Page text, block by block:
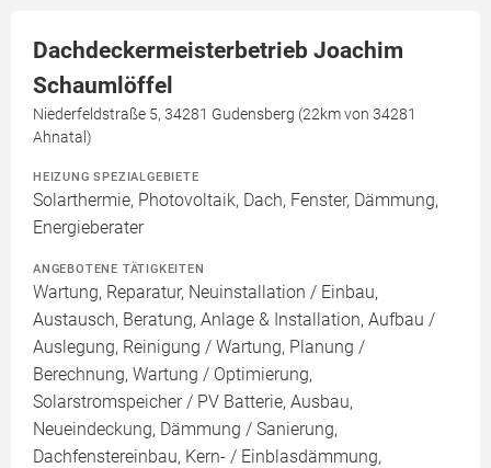
Dachdeckermeisterbetrieb Joachim
Schaumlöffel
Niederfeldstraße 5, 34281 Gudensberg (22km von 34281
Ahnatal)
HEIZUNG SPEZIALGEBIETE
Solarthermie, Photovoltaik, Dach, Fenster, Dämmung,
Energieberater
ANGEBOTENE TÄTIGKEITEN
Wartung, Reparatur, Neuinstallation / Einbau,
Austausch, Beratung, Anlage & Installation, Aufbau /
Auslegung, Reinigung / Wartung, Planung /
Berechnung, Wartung / Optimierung,
Solarstromspeicher / PV Batterie, Ausbau,
Neueindeckung, Dämmung / Sanierung,
Dachfenstereinbau, Kern- / Einblasdämmung,